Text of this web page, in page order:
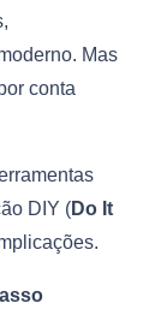
Mas
conta
DIY (Do It